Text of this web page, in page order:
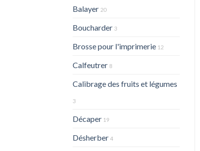
Balayer 20
Boucharder 3
Brosse pour l'imprimerie 12
Calfeutrer 8
Calibrage des fruits et légumes
3
Décaper 19
Désherber 4